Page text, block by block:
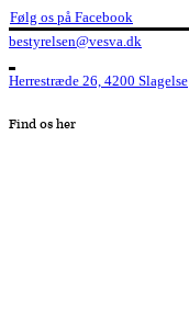
Følg os på Facebook
bestyrelsen@vesva.dk
Herrestræde 26, 4200 Slagelse
Find os her